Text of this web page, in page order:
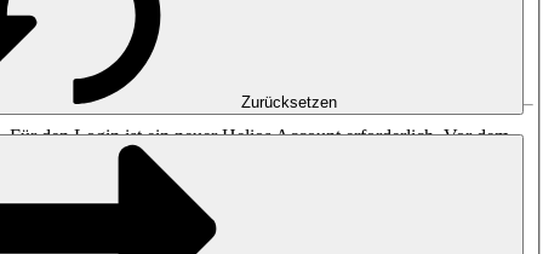
Bitte anmelden oder
Für den Login ist ein neuer Helios Account erforderlich. Vor dem
23. Oktober 2023 erstellte Zugänge sind nicht mehr gültig.
Zurücksetzen